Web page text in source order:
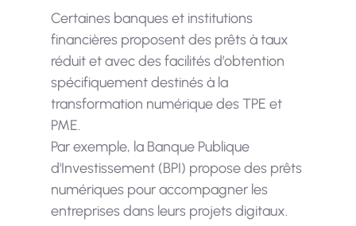
Certaines banques et institutions
financières proposent des prêts à taux
réduit et avec des facilités d’obtention
spécifiquement destinés à la
transformation numérique des TPE et
PME.
Par exemple, la Banque Publique
d'Investissement (BPI) propose des prêts
numériques pour accompagner les
entreprises dans leurs projets digitaux.